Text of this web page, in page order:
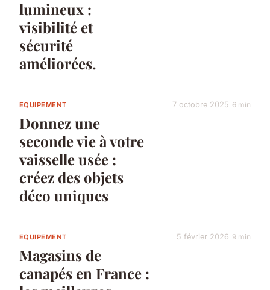
lumineux :
visibilité et
sécurité
améliorées.
EQUIPEMENT
Donnez une
seconde vie à votre
vaisselle usée :
créez des objets
déco uniques
7 octobre 2025 6 min
EQUIPEMENT
Magasins de
canapés en France :
5 février 2026 9 min